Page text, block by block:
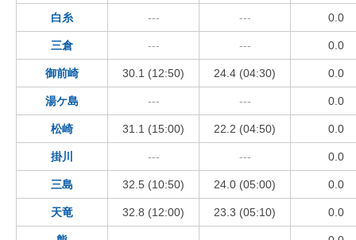
白糸 --- --- 0.0
三倉 --- --- 0.0
御前崎 30.1 (12:50) 24.4 (04:30) 0.0
湯ケ島 --- --- 0.0
松崎 31.1 (15:00) 22.2 (04:50) 0.0
掛川 --- --- 0.0
三島 32.5 (10:50) 24.0 (05:00) 0.0
天竜 32.8 (12:00) 23.3 (05:10) 0.0